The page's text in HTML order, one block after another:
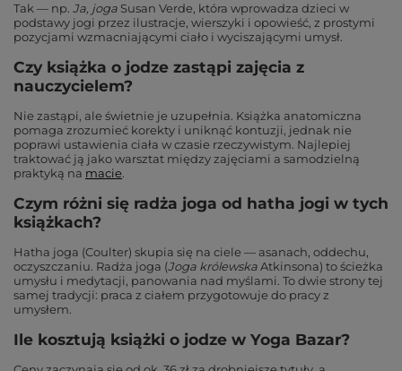
Tak — np. Ja, joga Susan Verde, która wprowadza dzieci w
podstawy jogi przez ilustracje, wierszyki i opowieść, z prostymi
pozycjami wzmacniającymi ciało i wyciszającymi umysł.
Czy książka o jodze zastąpi zajęcia z
nauczycielem?
Nie zastąpi, ale świetnie je uzupełnia. Książka anatomiczna
pomaga zrozumieć korekty i uniknąć kontuzji, jednak nie
poprawi ustawienia ciała w czasie rzeczywistym. Najlepiej
traktować ją jako warsztat między zajęciami a samodzielną
praktyką na macie.
Czym różni się radża joga od hatha jogi w tych
książkach?
Hatha joga (Coulter) skupia się na ciele — asanach, oddechu,
oczyszczaniu. Radża joga (Joga królewskaAtkinsona) to ścieżka
umysłu i medytacji, panowania nad myślami. To dwie strony tej
samej tradycji: praca z ciałem przygotowuje do pracy z
umysłem.
Ile kosztują książki o jodze w Yoga Bazar?